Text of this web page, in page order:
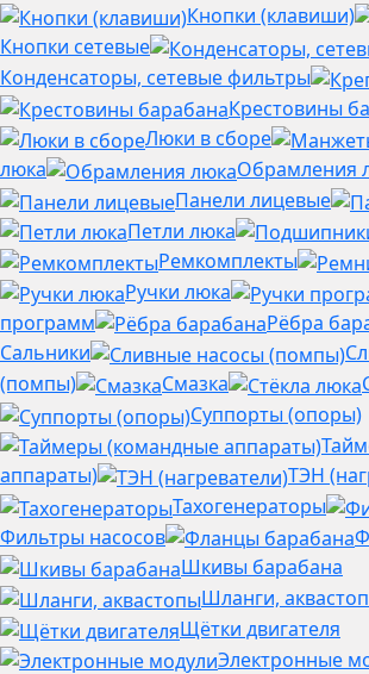
Кнопки (клавиши)
Кнопки сетевые
Конденсаторы, сетевые фильтры
Крестовины
Люки в сборе
люка
Обрамления
Панели лицевые
Петли люка
Ремкомплекты
Ручки люка
программ
Рёбра
Сальники
(помпы)
Смазка
Суппорты (опоры)
аппараты)
ТЭН
Тахогенераторы
Фильтры насосов
Шкивы барабана
Шланги,
Щётки двигателя
Электронные